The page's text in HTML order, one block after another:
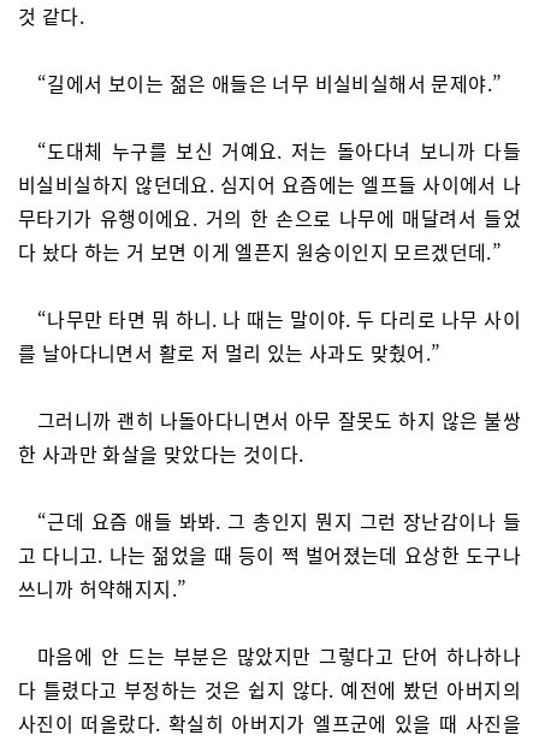
것 같다.
“길에서 보이는 젊은 애들은 너무 비실비실해서 문제야.”
“도대체 누구를 보신 거예요. 저는 돌아다녀 보니까 다들
비실비실하지 않던데요. 심지어 요즘에는 엘프들 사이에서 나
무타기가 유행이에요. 거의 한 손으로 나무에 매달려서 들었
다 놨다 하는 거 보면 이게 엘픈지 원숭이인지 모르겠던데.”
“나무만 타면 뭐 하니. 나 때는 말이야. 두 다리로 나무 사이
를 날아다니면서 활로 저 멀리 있는 사과도 맞췄어.”
그러니까 괜히 나돌아다니면서 아무 잘못도 하지 않은 불쌍
한 사과만 화살을 맞았다는 것이다.
“근데 요즘 애들 봐봐. 그 총인지 뭔지 그런 장난감이나 들
고 다니고. 나는 젊었을 때 등이 쩍 벌어졌는데 요상한 도구나
쓰니까 허약해지지.”
마음에 안 드는 부분은 많았지만 그렇다고 단어 하나하나
다 틀렸다고 부정하는 것은 쉽지 않다. 예전에 봤던 아버지의
사진이 떠올랐다. 확실히 아버지가 엘프군에 있을 때 사진을